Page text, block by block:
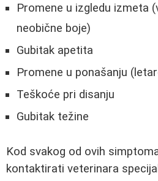
Promene u izgledu izmeta
neobične boje)
Gubitak apetita
Promene u ponašanju
Teškoće pri disanju
Gubitak težine
Kod svakog od ovih
kontaktirati veterinara